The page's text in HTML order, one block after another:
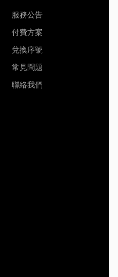
服務公告
付費方案
兌換序號
常見問題
聯絡我們